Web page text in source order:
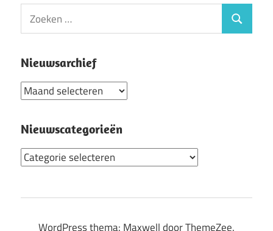
Zoeken
naar:
Zoeken
Nieuwsarchief
Nieuwsarchief
Nieuwscategorieën
Nieuwscategorieën
WordPress thema: Maxwell door ThemeZee.